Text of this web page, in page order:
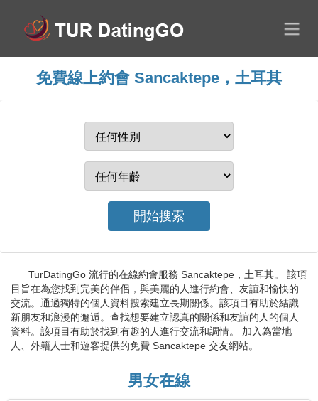
免費線上約會 Sancaktepe，土耳其
TurDatingGo 流行的在線約會服務 Sancaktepe，土耳其。 該項
目旨在為您找到完美的伴侶，與美麗的人進行約會、友誼和愉快的
交流。通過獨特的個人資料搜索建立長期關係。該項目有助於結識
新朋友和浪漫的邂逅。查找想要建立認真的關係和友誼的人的個人
資料。該項目有助於找到有趣的人進行交流和調情。 加入為當地
人、外籍人士和遊客提供的免費 Sancaktepe 交友網站。
男女在線